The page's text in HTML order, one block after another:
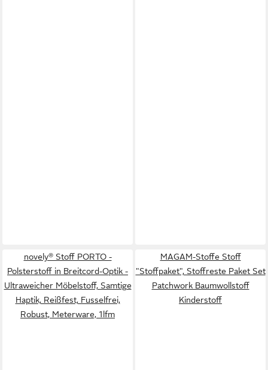
novely® Stoff PORTO -
Polsterstoff in Breitcord-Optik -
Ultraweicher Möbelstoff, Samtige
Haptik, Reißfest, Fusselfrei,
Robust, Meterware, 1lfm
MAGAM-Stoffe Stoff
"Stoffpaket", Stoffreste Paket Set
Patchwork Baumwollstoff
Kinderstoff